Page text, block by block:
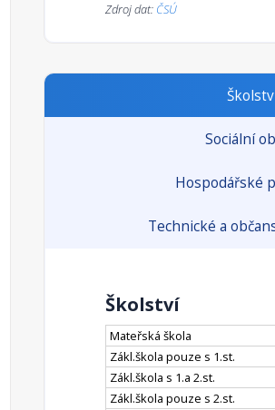
Zdroj dat: ČSÚ
Sociální
Hospodářské
Technické a
Školství
Mateřská škola
Zákl.škola pouze s 1.st.
Zákl.škola s 1.a 2.st.
Zákl.škola pouze s 2.st.